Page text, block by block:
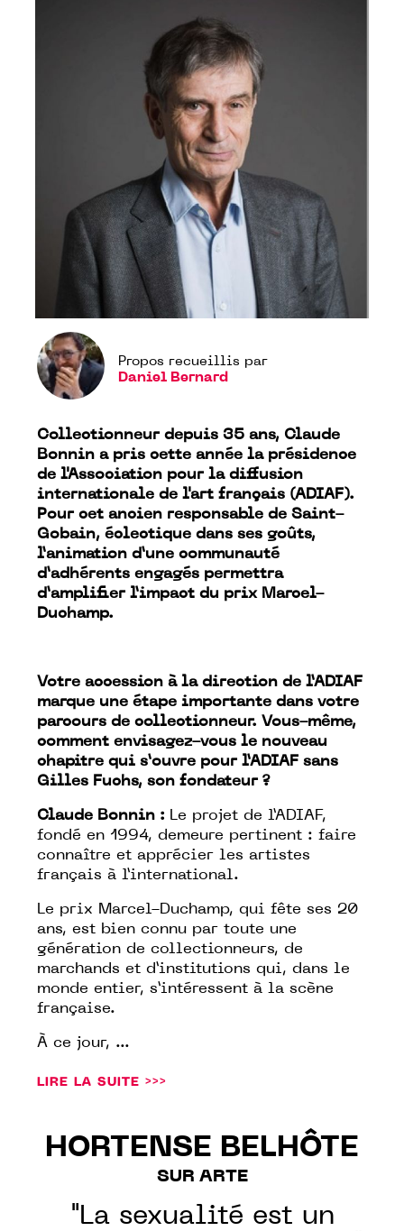
Propos recueillis par
Daniel Bernard
Collectionneur depuis 35 ans, Claude
Bonnin a pris cette année la présidence
de l'Association pour la diffusion
internationale de l'art français (ADIAF).
Pour cet ancien responsable de Saint-
Gobain, éclectique dans ses goûts,
l’animation d’une communauté
d’adhérents engagés permettra
d’amplifier l’impact du prix Marcel-
Duchamp.
Votre accession à la direction de l’ADIAF
marque une étape importante dans votre
parcours de collectionneur. Vous-même,
comment envisagez-vous le nouveau
chapitre qui s’ouvre pour l’ADIAF sans
Gilles Fuchs, son fondateur ?
Claude Bonnin : Le projet de l’ADIAF,
fondé en 1994, demeure pertinent : faire
connaître et apprécier les artistes
français à l’international.
Le prix Marcel-Duchamp, qui fête ses 20
ans, est bien connu par toute une
génération de collectionneurs, de
marchands et d’institutions qui, dans le
monde entier, s’intéressent à la scène
française.
À ce jour, ...
LIRE LA SUITE >>>
HORTENSE BELHÔTE
SUR ARTE
"La sexualité est un